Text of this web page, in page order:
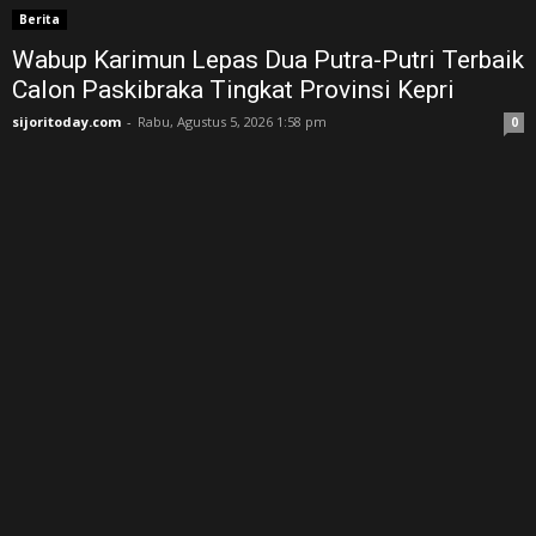
Berita
Wabup Karimun Lepas Dua Putra-Putri Terbaik
Calon Paskibraka Tingkat Provinsi Kepri
sijoritoday.com - Rabu, Agustus 5, 2026 1:58 pm 0